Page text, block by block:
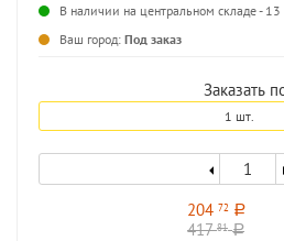
В наличии на центральном складе -
Ваш город: Под заказ
Заказать
1 шт.
204 72 a
41781 a